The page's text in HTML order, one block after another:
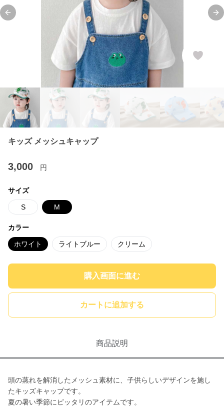
Previous slide
キッズ メッシュキャップ
3,000 円
サイズ
S M
カラー
ホワイト ライトブルー クリーム
購入画面に進む
カートに追加する
商品説明
頭の蒸れを解消したメッシュ素材に、子供らしいデザインを施し
たキッズキャップです。
夏の暑い季節にピッタリのアイテムです。